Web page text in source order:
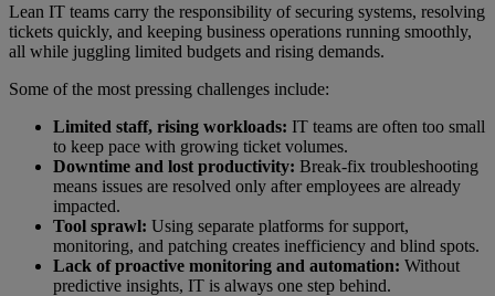
Lean IT teams carry the responsibility of securing systems, resolving
tickets quickly, and keeping business operations running smoothly,
all while juggling limited budgets and rising demands.
Some of the most pressing challenges include:
Limited staff, rising workloads: IT teams are often too small
to keep pace with growing ticket volumes.
Downtime and lost productivity: Break-fix troubleshooting
means issues are resolved only after employees are already
impacted.
Tool sprawl: Using separate platforms for support,
monitoring, and patching creates inefficiency and blind spots.
Lack of proactive monitoring and automation: Without
predictive insights, IT is always one step behind.